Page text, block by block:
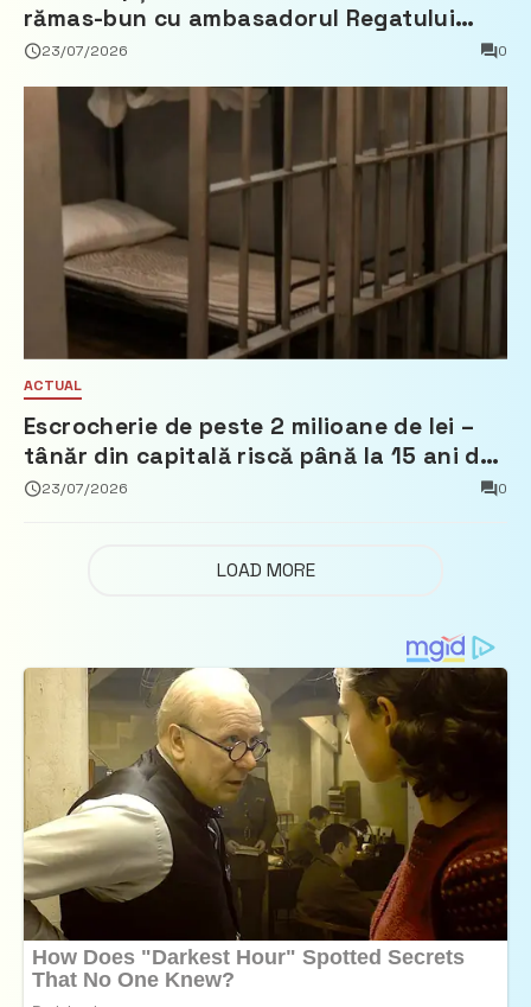
rămas-bun cu ambasadorul Regatului
Țărilor de Jos, Fred Duijn
23/07/2026 0
ACTUAL
Escrocherie de peste 2 milioane de lei –
tânăr din capitală riscă până la 15 ani de
închisoare
23/07/2026 0
LOAD MORE